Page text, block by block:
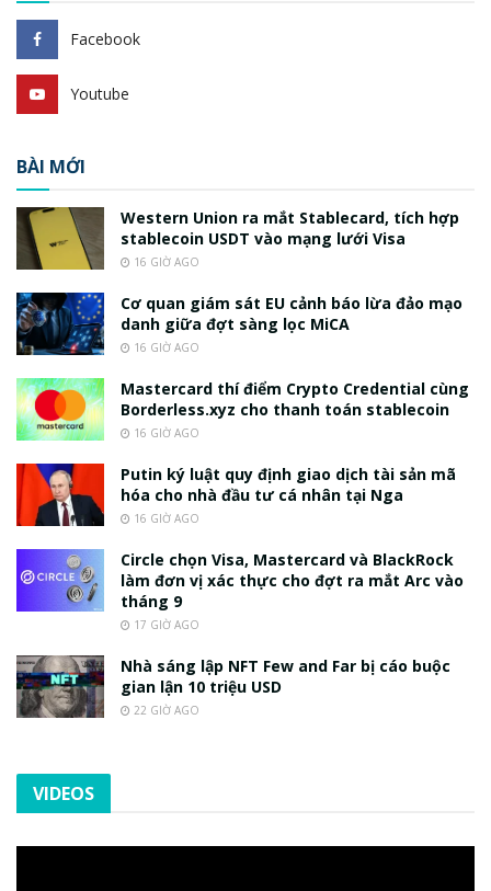
Facebook
Youtube
BÀI MỚI
Western Union ra mắt Stablecard, tích hợp
stablecoin USDT vào mạng lưới Visa
16 GIỜ AGO
Cơ quan giám sát EU cảnh báo lừa đảo mạo
danh giữa đợt sàng lọc MiCA
16 GIỜ AGO
Mastercard thí điểm Crypto Credential cùng
Borderless.xyz cho thanh toán stablecoin
16 GIỜ AGO
Putin ký luật quy định giao dịch tài sản mã
hóa cho nhà đầu tư cá nhân tại Nga
16 GIỜ AGO
Circle chọn Visa, Mastercard và BlackRock
làm đơn vị xác thực cho đợt ra mắt Arc vào
tháng 9
17 GIỜ AGO
Nhà sáng lập NFT Few and Far bị cáo buộc
gian lận 10 triệu USD
22 GIỜ AGO
VIDEOS